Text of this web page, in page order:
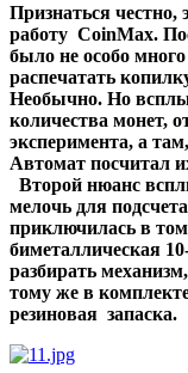
Признаться
работу CoinMax.
было не особо
распечатать
Необычно. Но
количества монет,
эксперимента, а
Автомат посчитал
Второй нюанс
мелочь для
приключилась в
биметаллическая
разбирать
тому же в
резиновая запаска.